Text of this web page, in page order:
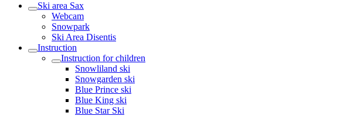
Ski area Sax
Webcam
Snowpark
Ski Area Disentis
Instruction
Instruction for children
Snowliland ski
Snowgarden ski
Blue Prince ski
Blue King ski
Blue Star Ski